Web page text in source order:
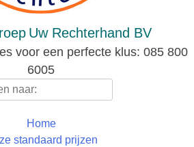
Uw Rechterhand BV
voor een perfecte klus: 085 800
6005
Home
standaard prijzen